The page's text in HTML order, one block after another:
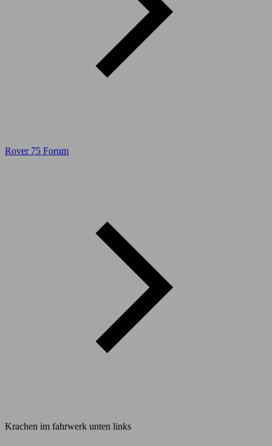
Rover 75 Forum
Krachen im fahrwerk unten links